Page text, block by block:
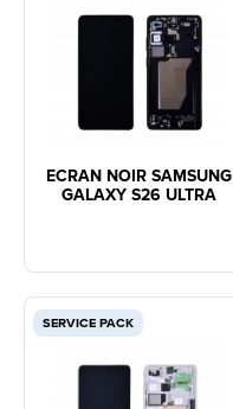
ECRAN NOIR SAMSUNG
GALAXY S26 ULTRA
SERVICE PACK